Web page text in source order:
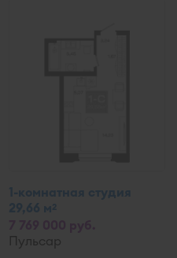
1-комнатная студия
29,66 м2
Пульсар